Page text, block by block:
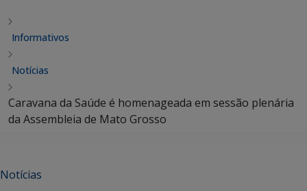
Informativos
Notícias
Caravana da Saúde é homenageada em sessão plenária
da Assembleia de Mato Grosso
Notícias